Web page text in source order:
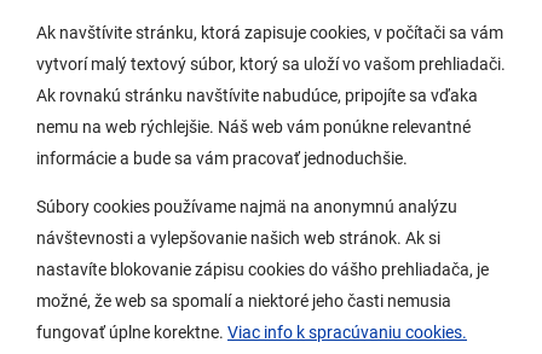
Ak navštívite stránku, ktorá zapisuje cookies, v počítači sa vám
vytvorí malý textový súbor, ktorý sa uloží vo vašom prehliadači.
Ak rovnakú stránku navštívite nabudúce, pripojíte sa vďaka
nemu na web rýchlejšie. Náš web vám ponúkne relevantné
informácie a bude sa vám pracovať jednoduchšie.
Súbory cookies používame najmä na anonymnú analýzu
návštevnosti a vylepšovanie našich web stránok. Ak si
nastavíte blokovanie zápisu cookies do vášho prehliadača, je
možné, že web sa spomalí a niektoré jeho časti nemusia
fungovať úplne korektne. Viac info k spracúvaniu cookies.
Potrebujem vybaviť
Samospráva
O Lamači
Mobilná aplikácia